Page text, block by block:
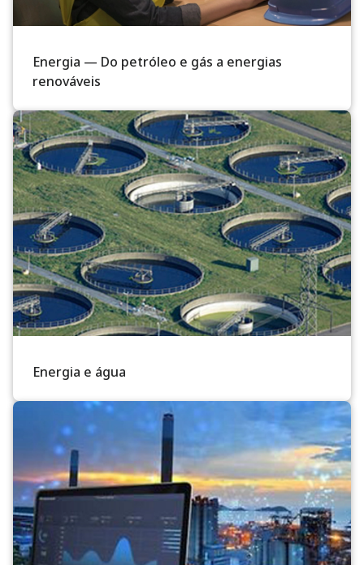
Energia — Do petróleo e gás a energias
renováveis
Energia e água